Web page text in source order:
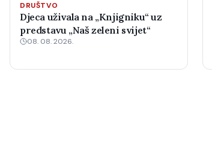
DRUŠTVO
Djeca uživala na „Knjigniku“ uz
predstavu „Naš zeleni svijet“
08. 08. 2026.